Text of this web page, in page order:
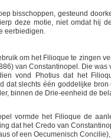
bisschoppen, gesteund
deze motie, niet omdat hij
eerbiedigen.
om het Filioque te zingen
van Constantinopel. Die
vond Photius dat het
dat slechts één goddelijke
binnen de Drie-eenheid de
vormde het Filioque de
dat het Credo van
of een Oecumenisch